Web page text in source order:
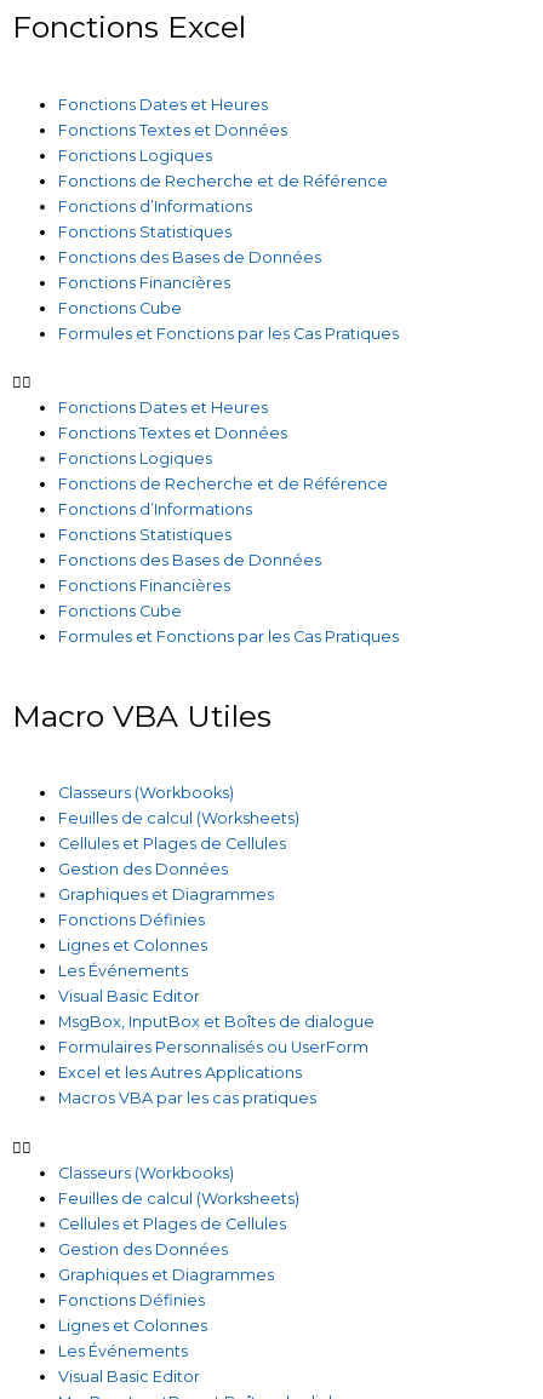
Fonctions Excel
Fonctions Dates et Heures
Fonctions Textes et Données
Fonctions Logiques
Fonctions de Recherche et de Référence
Fonctions d’Informations
Fonctions Statistiques
Fonctions des Bases de Données
Fonctions Financières
Fonctions Cube
Formules et Fonctions par les Cas Pratiques
Fonctions Dates et Heures
Fonctions Textes et Données
Fonctions Logiques
Fonctions de Recherche et de Référence
Fonctions d’Informations
Fonctions Statistiques
Fonctions des Bases de Données
Fonctions Financières
Fonctions Cube
Formules et Fonctions par les Cas Pratiques
Macro VBA Utiles
Classeurs (Workbooks)
Feuilles de calcul (Worksheets)
Cellules et Plages de Cellules
Gestion des Données
Graphiques et Diagrammes
Fonctions Définies
Lignes et Colonnes
Les Événements
Visual Basic Editor
MsgBox, InputBox et Boîtes de dialogue
Formulaires Personnalisés ou UserForm
Excel et les Autres Applications
Macros VBA par les cas pratiques
Classeurs (Workbooks)
Feuilles de calcul (Worksheets)
Cellules et Plages de Cellules
Gestion des Données
Graphiques et Diagrammes
Fonctions Définies
Lignes et Colonnes
Les Événements
Visual Basic Editor